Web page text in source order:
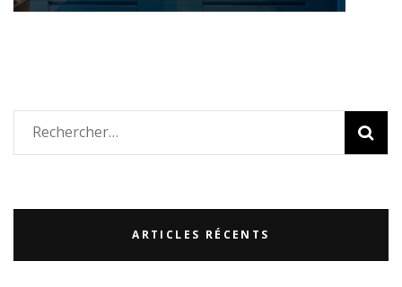
Rechercher :
ARTICLES RÉCENTS